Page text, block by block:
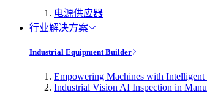
电源供应器
行业解决方案
Industrial Equipment Builder
Empowering Machines with
Industrial Vision AI Inspection in